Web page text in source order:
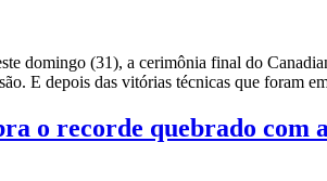
domingo (31), a cerimônia final do
E depois das vitórias técnicas que
o recorde quebrado com